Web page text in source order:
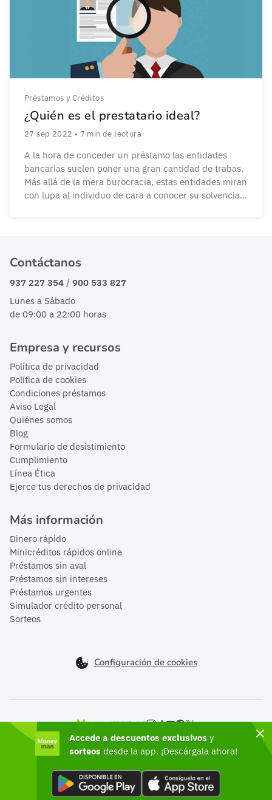
Préstamos y Créditos
¿Quién es el prestatario ideal?
27 sep 2022 • 7 min de lectura
A la hora de conceder un préstamo las entidades
bancarias suelen poner una gran cantidad de trabas.
Más allá de la mera burocracia, estas entidades miran
con lupa al individuo de cara a conocer su solvencia o
Accede a descuentos exclusivos y
sorteos desde la app. ¡Descárgala ahora!
Contáctanos
937 227 354 / 900 533 827
Lunes a Sábado
de 09:00 a 22:00 horas
Empresa y recursos
Política de privacidad
Política de cookies
Condiciones préstamos
Aviso Legal
Quiénes somos
Blog
Formulario de desistimiento
Cumplimiento
Línea Ética
Ejerce tus derechos de privacidad
Más información
Dinero rápido
Minicréditos rápidos online
Préstamos sin aval
Préstamos sin intereses
Préstamos urgentes
Simulador crédito personal
Sorteos
Configuración de cookies
Moneyman en el mundo
México
©2026 Moneyman